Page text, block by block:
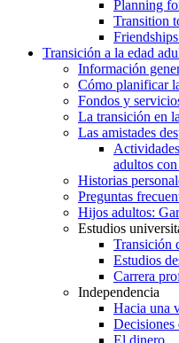
Planning
Transition
Transición a la edad
Información
Cómo planificar
Fondos y
La transición en
Las amistades
adultos
Historias
Preguntas
Hijos adultos:
Estudios
Transición
Estudios
Carrera
Independencia
Hacia una
Decisiones
El dinero